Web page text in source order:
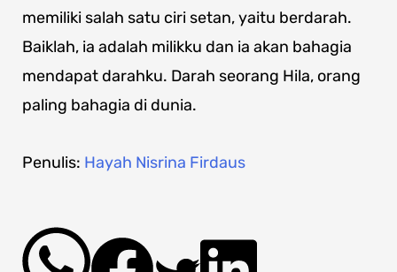
memiliki salah satu ciri setan, yaitu berdarah.
Baiklah, ia adalah milikku dan ia akan bahagia
mendapat darahku. Darah seorang Hila, orang
paling bahagia di dunia.
Penulis: Hayah Nisrina Firdaus